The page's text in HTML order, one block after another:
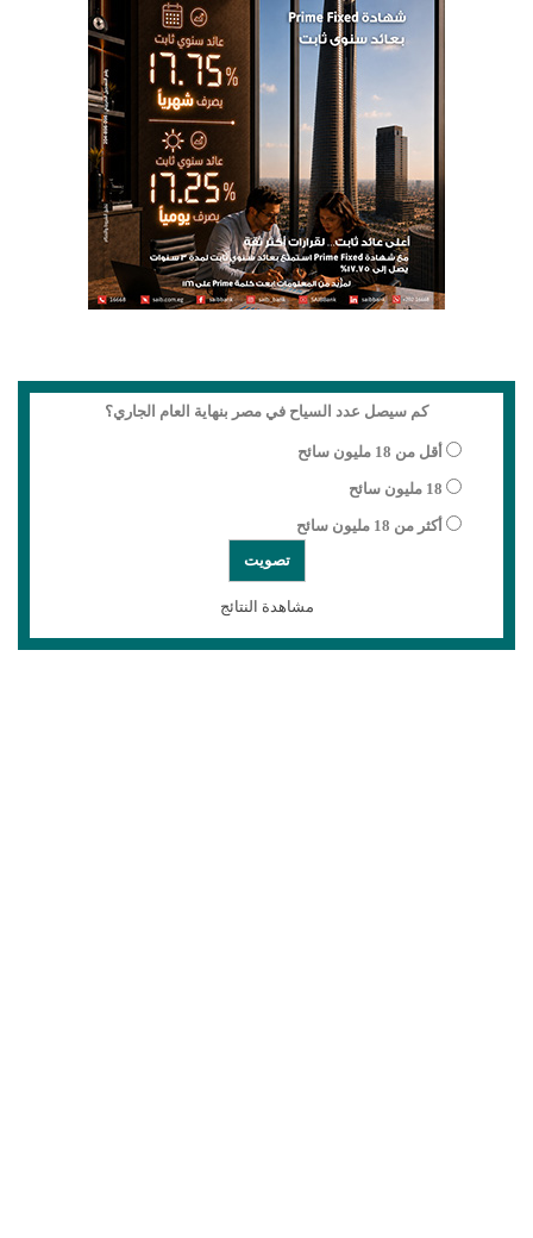
كم سيصل عدد السياح في مصر بنهاية العام الجاري؟
أقل من 18 مليون سائح
18 مليون سائح
أكثر من 18 مليون سائح
مشاهدة النتائج